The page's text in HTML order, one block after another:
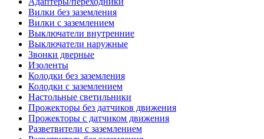
Вилки без заземления
Вилки с заземлением
Выключатели внутренние
Выключатели наружные
Звонки дверные
Изоленты
Колодки без заземления
Колодки с заземлением
Настольные светильники
Прожекторы без датчиков движения
Прожекторы с датчиком движения
Разветвители с заземлением